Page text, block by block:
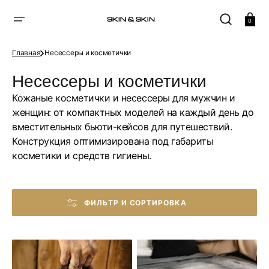
СОДЕРЖАНИЮ
Корзина
0
Главная Несессеры и косметички
Коллекция:
Несессеры и косметички
Кожаные косметички и несессеры для мужчин и
женщин: от компактных моделей на каждый день до
вместительных бьюти-кейсов для путешествий.
Конструкция оптимизирована под габариты
косметики и средств гигиены.
ФИЛЬТР И СОРТИРОВКА
Дорожный
несессер
Дорожная
женская